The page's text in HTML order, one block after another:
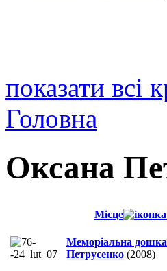
показати всі
Головна
Оксана
Місце
Меморіальна
Петрусенко (2008)